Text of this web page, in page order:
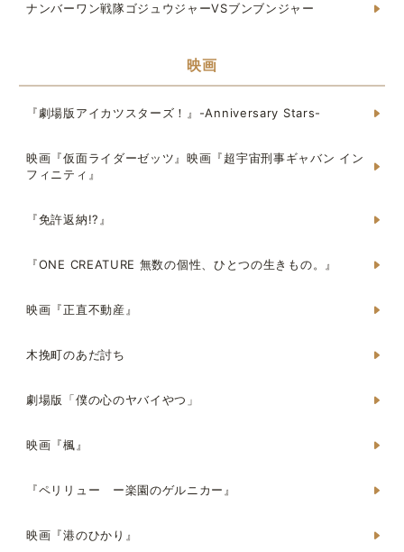
ナンバーワン戦隊ゴジュウジャーVSブンブンジャー
映画
『劇場版アイカツスターズ！』-Anniversary Stars-
映画『仮面ライダーゼッツ』映画『超宇宙刑事ギャバン イン
フィニティ』
『免許返納!?』
『ONE CREATURE 無数の個性、ひとつの生きもの。』
映画『正直不動産』
木挽町のあだ討ち
劇場版「僕の心のヤバイやつ」
映画『楓』
『ペリリュー ー楽園のゲルニカー』
映画『港のひかり』